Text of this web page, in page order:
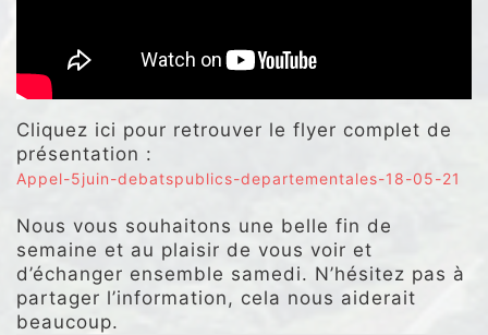
Cliquez ici pour retrouver le flyer complet de
présentation :
Appel-5juin-debatspublics-departementales-18-05-21
Nous vous souhaitons une belle fin de
semaine et au plaisir de vous voir et
d’échanger ensemble samedi. N’hésitez pas à
partager l’information, cela nous aiderait
beaucoup.